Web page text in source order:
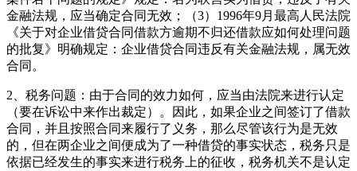
金融法规，应当确定合同无效；（3）1996年9月最高人民法院
《关于对企业借贷合同借款方逾期不归还借款应如何处理问题
的批复》明确规定：企业借贷合同违反有关金融法规，属无效
合同。
2、税务问题：由于合同的效力如何，应当由法院来进行认定
（要在诉讼中来作出裁定）。因此，如果企业之间签订了借款
合同，并且按照合同来履行了义务，那么尽管该行为是无效
的，但在两企业之间便成为了一种借贷的事实状态，税务只是
依据已经发生的事实来进行税务上的征收，税务机关不是认定